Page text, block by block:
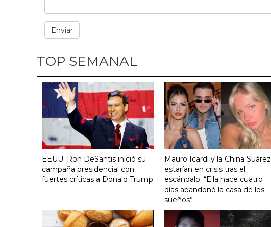
TOP SEMANAL
EEUU: Ron DeSantis inició su
campaña presidencial con
fuertes críticas a Donald Trump
Mauro Icardi y la China Suárez
estarían en crisis tras el
escándalo: “Ella hace cuatro
días abandonó la casa de los
sueños”